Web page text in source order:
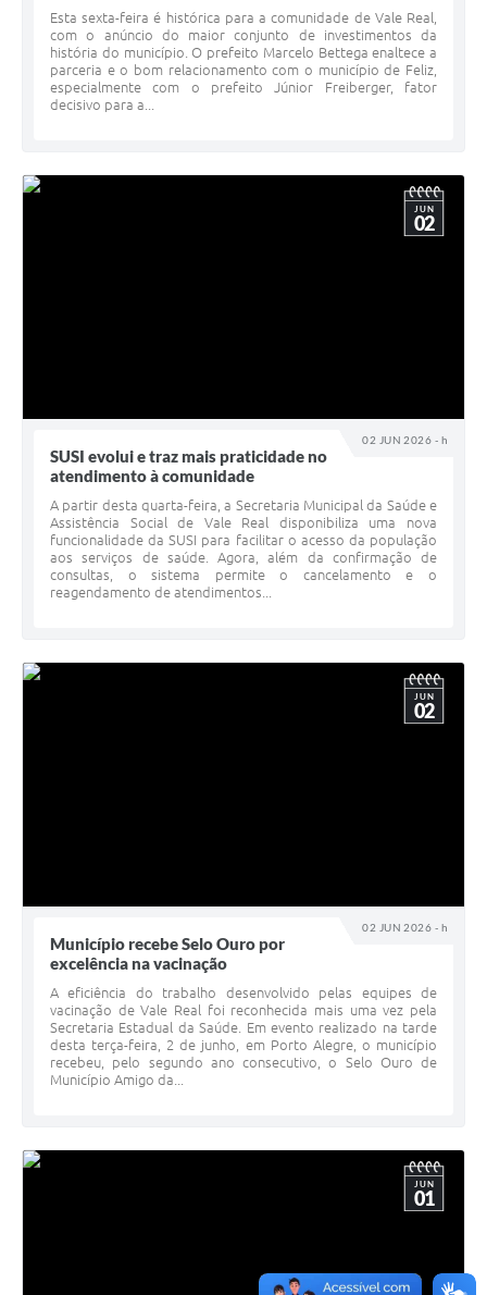
Esta sexta-feira é histórica para a comunidade de Vale Real,
com o anúncio do maior conjunto de investimentos da
história do município. O prefeito Marcelo Bettega enaltece a
parceria e o bom relacionamento com o município de Feliz,
especialmente com o prefeito Júnior Freiberger, fator
decisivo para a...
02 JUN 2026 - h
JUN
02
SUSI evolui e traz mais praticidade no
atendimento à comunidade
A partir desta quarta-feira, a Secretaria Municipal da Saúde e
Assistência Social de Vale Real disponibiliza uma nova
funcionalidade da SUSI para facilitar o acesso da população
aos serviços de saúde. Agora, além da confirmação de
consultas, o sistema permite o cancelamento e o
reagendamento de atendimentos...
02 JUN 2026 - h
JUN
02
Município recebe Selo Ouro por
excelência na vacinação
A eficiência do trabalho desenvolvido pelas equipes de
vacinação de Vale Real foi reconhecida mais uma vez pela
Secretaria Estadual da Saúde. Em evento realizado na tarde
desta terça-feira, 2 de junho, em Porto Alegre, o município
recebeu, pelo segundo ano consecutivo, o Selo Ouro de
Município Amigo da...
JUN
01